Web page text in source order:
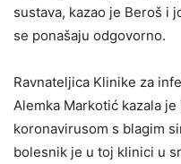
sustava, kazao je Beroš i
se ponašaju odgovorno.
Ravnateljica Klinike za
Alemka Markotić kazala
koronavirusom s blagim
bolesnik je u toj klinici u